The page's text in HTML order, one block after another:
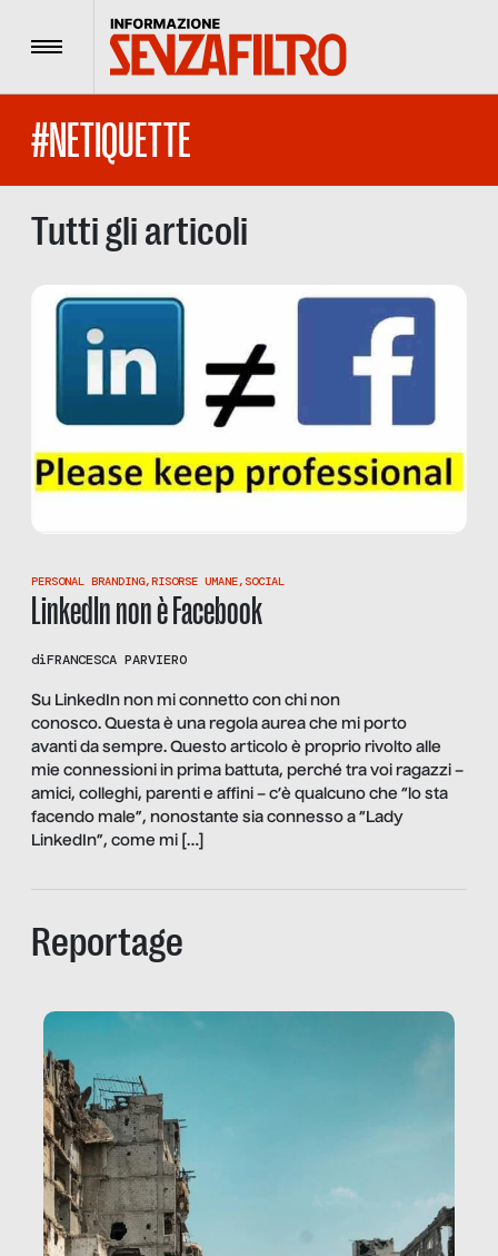
Menu
#NETIQUETTE
Tutti gli articoli
PERSONAL BRANDING,RISORSE UMANE, SOCIAL
LinkedIn non è Facebook
diFRANCESCA PARVIERO
Su LinkedIn non mi connetto con chi non
conosco. Questa è una regola aurea che mi porto
avanti da sempre. Questo articolo è proprio rivolto alle
mie connessioni in prima battuta, perché tra voi ragazzi –
amici, colleghi, parenti e affini – c’è qualcuno che “lo sta
facendo male”, nonostante sia connesso a “Lady
LinkedIn”, come mi […]
Reportage